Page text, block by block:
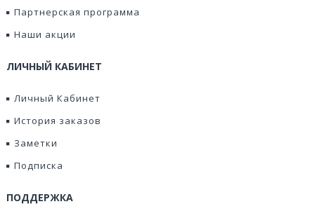
Партнерская программа
Наши акции
ЛИЧНЫЙ КАБИНЕТ
Личный Кабинет
История заказов
Заметки
Подписка
ПОДДЕРЖКА